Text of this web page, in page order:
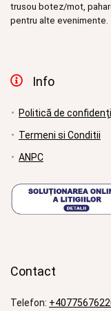
trusou botez/mot,
pentru alte evenimente.
Info
Politică de
Termeni si Conditii
ANPC
Contact
Telefon: